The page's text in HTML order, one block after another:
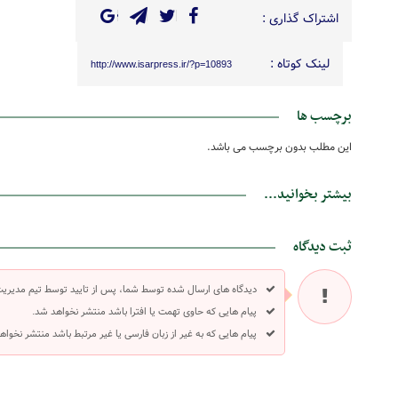
اشتراک گذاری :
لینک کوتاه : http://www.isarpress.ir/?p=10893
برچسب ها
این مطلب بدون برچسب می باشد.
بیشتر بخوانید...
ثبت دیدگاه
دیدگاه های ارسال شده توسط شما، پس از تایید توسط تیم
پیام هایی که حاوی تهمت یا افترا باشد منتشر نخواهد شد.
پیام هایی که به غیر از زبان فارسی یا غیر مرتبط باشد منتشر